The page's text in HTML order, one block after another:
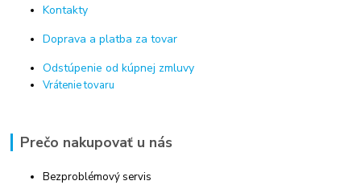
Kontakty
Doprava a platba za tovar
Odstúpenie od kúpnej zmluvy
Vrátenie tovaru
Prečo nakupovať u nás
Bezproblémový servis